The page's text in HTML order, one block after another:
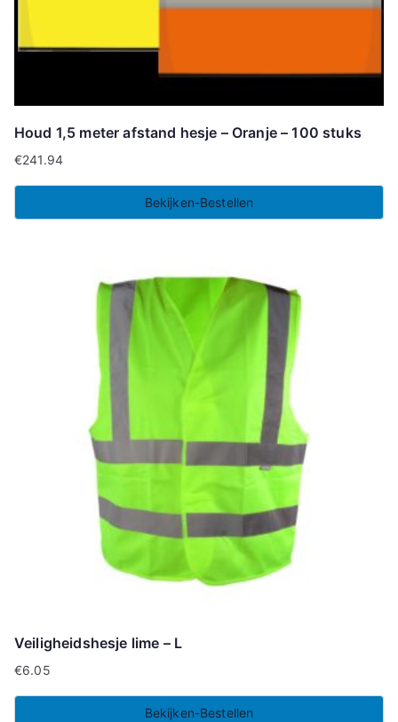
Houd 1,5 meter afstand hesje – Oranje – 100 stuks
€241.94
Bekijken-Bestellen
Veiligheidshesje lime – L
€6.05
Bekijken-Bestellen